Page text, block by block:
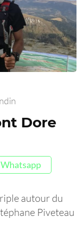
Dore
Whatsapp
autour du
Piveteau